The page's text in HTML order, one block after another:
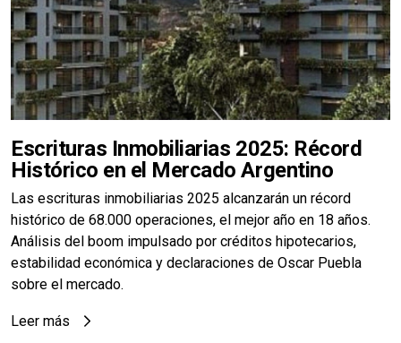
Escrituras Inmobiliarias 2025: Récord
Histórico en el Mercado Argentino
Las escrituras inmobiliarias 2025 alcanzarán un récord
histórico de 68.000 operaciones, el mejor año en 18 años.
Análisis del boom impulsado por créditos hipotecarios,
estabilidad económica y declaraciones de Oscar Puebla
sobre el mercado.
Leer más